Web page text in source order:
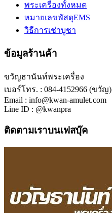
พระเครื่องทั้งหมด
หมายเลขพัสดุEMS
วิธีการเช่าบูชา
ข้อมูลร้านค้า
ขวัญธานันท์พระเครื่อง
เบอร์โทร. : 084-4152966 (ขวัญ)
Email : info@kwan-amulet.com
Line ID : @kwanpra
ติดตามเราบนเฟสบุ๊ค